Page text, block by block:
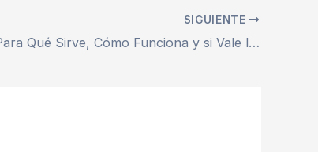
SIGUIENTE
Metricool 2026: Para Qué Sirve, Cómo Funciona y si Vale la Pena de Verdad